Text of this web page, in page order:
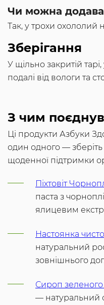
Чи можна
Так, у трохи охололий
Зберігання
У щільно закритій
подалі від вологи та
З чим
Ці продукти Азбуки
один одного —
щоденної підтримки
Піхтовіт
паста з
ялицевим
Настоянка
натуральний
зовнішнього
Сироп зеленого
— натуральний